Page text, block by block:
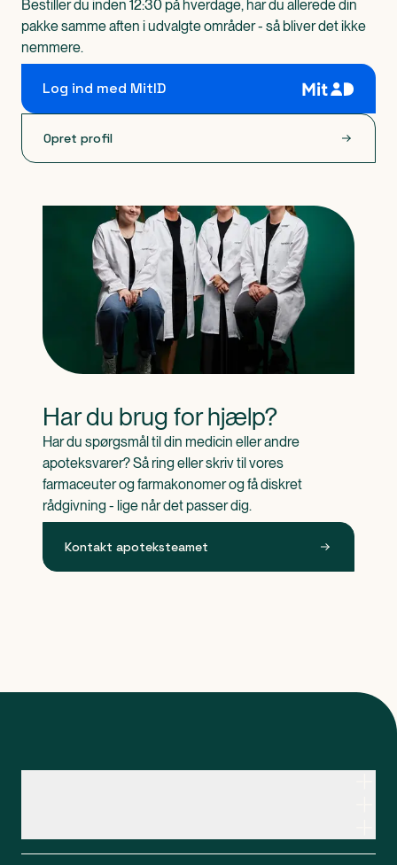
Bestiller du inden 12:30 på hverdage, har du allerede din
pakke samme aften i udvalgte områder - så bliver det ikke
nemmere.
Log ind med MitID
Opret profil
Har du brug for hjælp?
Har du spørgsmål til din medicin eller andre
apoteksvarer? Så ring eller skriv til vores
farmaceuter og farmakonomer og få diskret
rådgivning - lige når det passer dig.
Kontakt apoteksteamet
CVR: 37983446
Apopro guider